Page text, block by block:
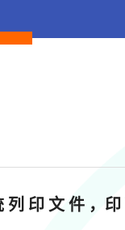
印 文 件 ，印